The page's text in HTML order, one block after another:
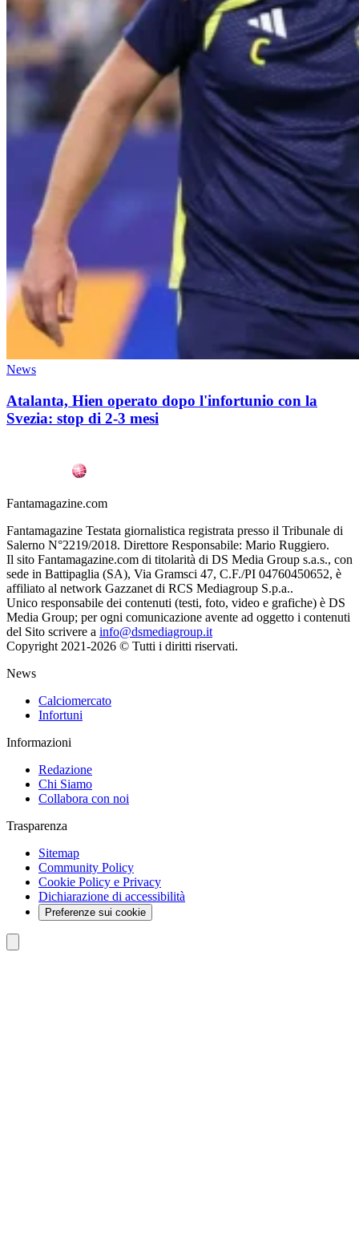
News
Atalanta, Hien operato dopo l'infortunio con la
Svezia: stop di 2-3 mesi
Fantamagazine.com
Fantamagazine Testata giornalistica registrata presso il Tribunale di
Salerno N°2219/2018. Direttore Responsabile: Mario Ruggiero.
Il sito Fantamagazine.com di titolarità di DS Media Group s.a.s., con
sede in Battipaglia (SA), Via Gramsci 47, C.F./PI 04760450652, è
affiliato al network Gazzanet di RCS Mediagroup S.p.a..
Unico responsabile dei contenuti (testi, foto, video e grafiche) è DS
Media Group; per ogni comunicazione avente ad oggetto i contenuti
del Sito scrivere a info@dsmediagroup.it
Copyright 2021-2026 © Tutti i diritti riservati.
News
Calciomercato
Infortuni
Informazioni
Redazione
Chi Siamo
Collabora con noi
Trasparenza
Sitemap
Community Policy
Cookie Policy e Privacy
Dichiarazione di accessibilità
Preferenze sui cookie